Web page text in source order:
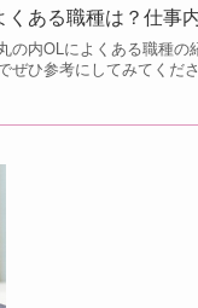
くある職種は？仕事
の内OLによくある職種
ぜひ参考にしてみてく